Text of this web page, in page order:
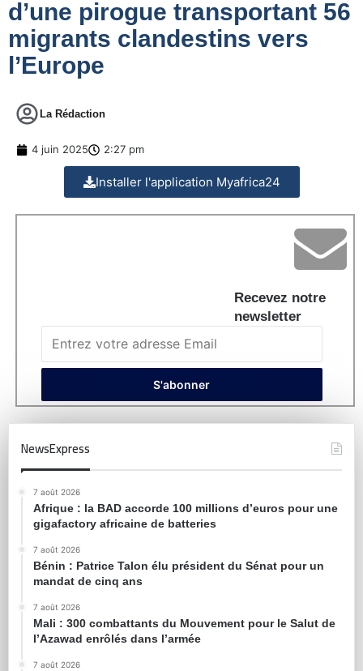
d’une pirogue transportant 56
migrants clandestins vers
l’Europe
La Rédaction
4 juin 2025 2:27 pm
Installer l'application Myafrica24
Recevez notre
newsletter
NewsExpress
7 août 2026
Afrique : la BAD accorde 100 millions d’euros pour une
gigafactory africaine de batteries
7 août 2026
Bénin : Patrice Talon élu président du Sénat pour un
mandat de cinq ans
7 août 2026
Mali : 300 combattants du Mouvement pour le Salut de
l’Azawad enrôlés dans l’armée
7 août 2026